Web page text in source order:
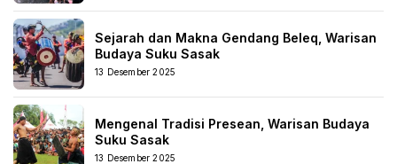
Sejarah dan Makna Gendang Beleq, Warisan
Budaya Suku Sasak
13 Desember 2025
Mengenal Tradisi Presean, Warisan Budaya
Suku Sasak
13 Desember 2025